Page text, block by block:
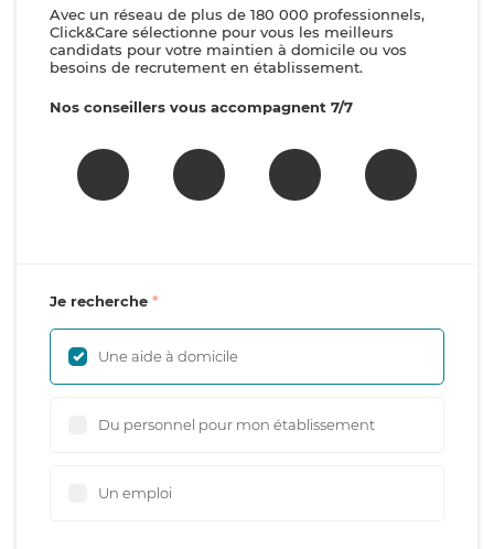
Avec un réseau de plus de 180 000 professionnels,
Click&Care sélectionne pour vous les meilleurs
candidats pour votre maintien à domicile ou vos
besoins de recrutement en établissement.
Nos conseillers vous accompagnent 7/7
Je recherche
Une aide à domicile
Du personnel pour mon établissement
Un emploi